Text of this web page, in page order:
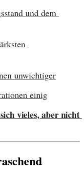
und dem
unwichtiger
einig
vieles, aber nicht